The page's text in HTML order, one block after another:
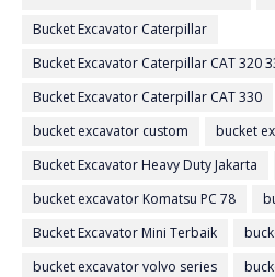
Bucket Excavator Caterpillar
Bucket Excavator Caterpillar CAT 320
Bucket Excavator Caterpillar CAT 330
bucket excavator custom
bucket
Bucket Excavator Heavy Duty Jakarta
bucket excavator Komatsu PC 78
Bucket Excavator Mini Terbaik
bucket excavator volvo series